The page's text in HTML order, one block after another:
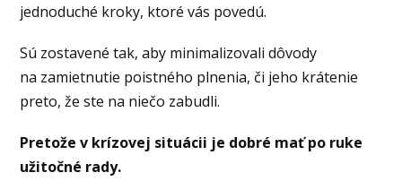
jednoduché kroky, ktoré vás povedú.
Sú zostavené tak, aby minimalizovali dôvody
na zamietnutie poistného plnenia, či jeho krátenie
preto, že ste na niečo zabudli.
Pretože v krízovej situácii je dobré mať po ruke
užitočné rady.